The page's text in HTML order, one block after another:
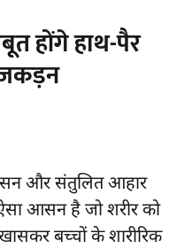
होंगे हाथ-पैर
और संतुलित आहार
आसन है जो शरीर को
बच्चों के शारीरिक